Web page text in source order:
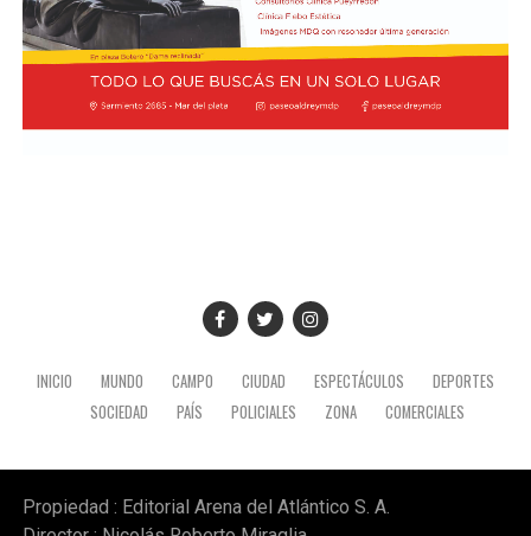
INICIO MUNDO CAMPO CIUDAD ESPECTÁCULOS
DEPORTES
SOCIEDAD
PAÍS POLICIALES ZONA COMERCIALES
Propiedad : Editorial Arena del Atlántico S. A.